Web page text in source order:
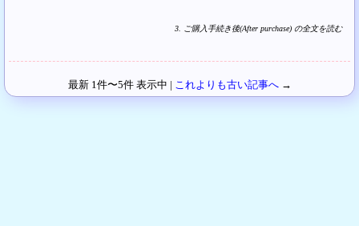
3. ご購入手続き後(After purchase) の全文を読む
最新 1件〜5件 表示中 | これよりも古い記事へ→